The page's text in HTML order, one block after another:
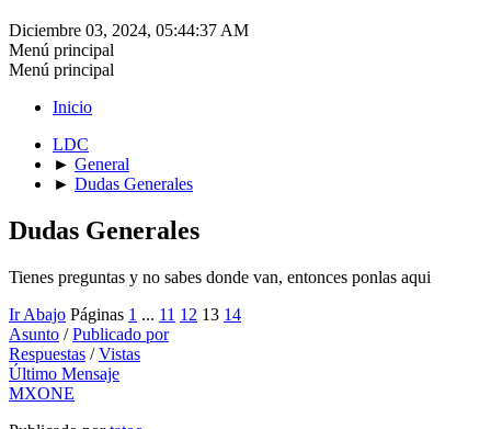
Diciembre 03, 2024, 05:44:37 AM
Menú principal
Menú principal
Inicio
LDC
► General
► Dudas Generales
Dudas Generales
Tienes preguntas y no sabes donde van, entonces ponlas aqui
Ir Abajo Páginas 1 ... 11 12 13 14
Asunto /Publicado por
Respuestas /Vistas
Último Mensaje
MXONE